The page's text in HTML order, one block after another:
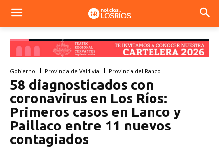
Gobierno Provincia de Valdivia Provincia del Ranco
58 diagnosticados con
coronavirus en Los Ríos:
Primeros casos en Lanco y
Paillaco entre 11 nuevos
contagiados